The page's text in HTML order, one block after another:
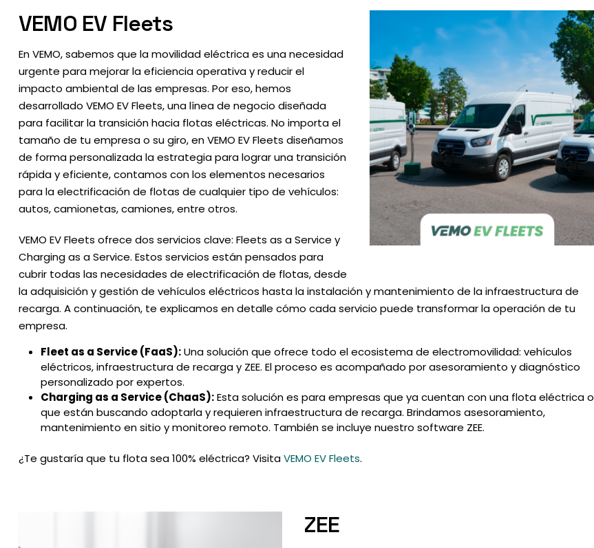
VEMO EV Fleets
En VEMO, sabemos que la movilidad eléctrica es una necesidad
urgente para mejorar la eficiencia operativa y reducir el
impacto ambiental de las empresas. Por eso, hemos
desarrollado VEMO EV Fleets, una línea de negocio diseñada
para facilitar la transición hacia flotas eléctricas. No importa el
tamaño de tu empresa o su giro, en VEMO EV Fleets diseñamos
de forma personalizada la estrategia para lograr una transición
rápida y eficiente, contamos con los elementos necesarios
para la electrificación de flotas de cualquier tipo de vehículos:
autos, camionetas, camiones, entre otros.
VEMO EV Fleets ofrece dos servicios clave: Fleets as a Service y
Charging as a Service. Estos servicios están pensados para
cubrir todas las necesidades de electrificación de flotas, desde
la adquisición y gestión de vehículos eléctricos hasta la instalación y mantenimiento de la infraestructura de
recarga. A continuación, te explicamos en detalle cómo cada servicio puede transformar la operación de tu
empresa.
Fleet as a Service (FaaS):Una solución que ofrece todo el ecosistema de electromovilidad: vehículos
eléctricos, infraestructura de recarga y ZEE. El proceso es acompañado por asesoramiento y diagnóstico
personalizado por expertos.
Charging as a Service (ChaaS):Esta solución es para empresas que ya cuentan con una flota eléctrica o
que están buscando adoptarla y requieren infraestructura de recarga. Brindamos asesoramiento,
mantenimiento en sitio y monitoreo remoto. También se incluye nuestro software ZEE.
¿Te gustaría que tu flota sea 100% eléctrica? VisitaVEMO EV Fleets.
ZEE